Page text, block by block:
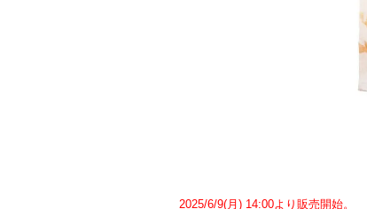
2025/6/9(月) 14:00より販売開始。